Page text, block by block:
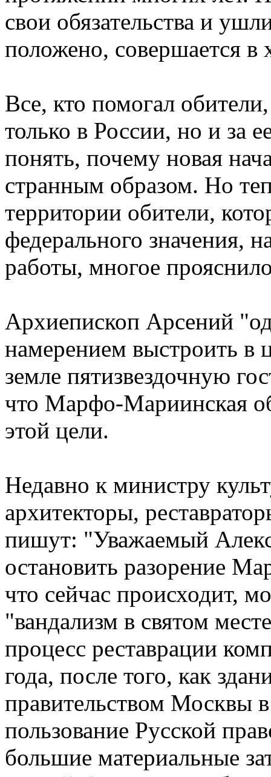
свои обязательства и
положено, совершается в
Все, кто помогал
только в России, но и за
понять, почему новая
странным образом. Но
территории обители,
федерального значения,
работы, многое
Архиепископ Арсений
намерением выстроить в
земле пятизвездочную
что Марфо-Мариинская
этой цели.
Недавно к министру
архитекторы,
пишут: "Уважаемый
остановить разорение
что сейчас происходит,
"вандализм в святом
процесс реставрации
года, после того, как
правительством Москвы
пользование Русской
большие материальные